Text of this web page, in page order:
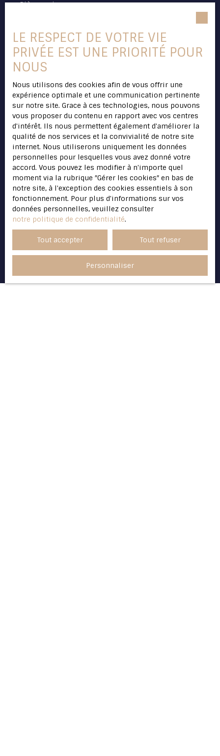
Pièces min
personnelles conformément au RGPD. Si vous
ne souhaitez pas faire l'objet de prospection
commerciale par voie téléphonique, vous
pouvez vous inscrire gratuitement sur la liste
prévu par l'article L223-1 du code de la
consommation, sur le site Internet
www.bloctel.gouv.fr ou par courrier adressé à
:
Société Worldline, Service Bloctel, CS 61311,
41013 BLOIS CEDEX.
Pour en savoir plus sur le traitement de vos
données personnelles, veuillez consulter
notre politique de confidentialité.
Recevoir des annonces
LE RESPECT DE VOTRE VIE
PRIVÉE EST UNE PRIORITÉ POUR
NOUS
Nous utilisons des cookies afin de vous offrir une
expérience optimale et une communication pertinente
sur notre site. Grace à ces technologies, nous pouvons
vous proposer du contenu en rapport avec vos centres
d'intérêt. Ils nous permettent également d'améliorer la
qualité de nos services et la convivialité de notre site
internet. Nous utiliserons uniquement les données
personnelles pour lesquelles vous avez donné votre
accord. Vous pouvez les modifier à n'importe quel
moment via la rubrique ″Gérer les cookies″ en bas de
notre site, à l'exception des cookies essentiels à son
fonctionnement. Pour plus d'informations sur vos
données personnelles, veuillez consulter
notre politique de confidentialité.
Tout accepter Tout refuser
Personnaliser